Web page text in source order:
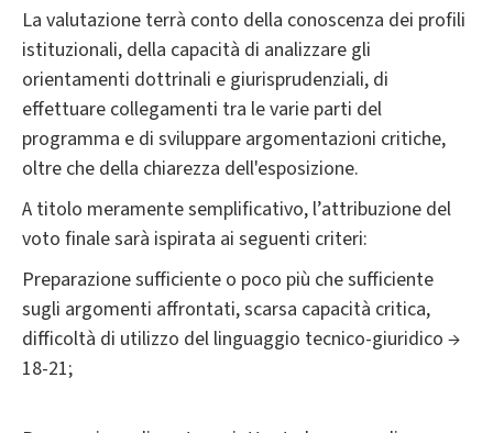
La valutazione terrà conto della conoscenza dei profili
istituzionali, della capacità di analizzare gli
orientamenti dottrinali e giurisprudenziali, di
effettuare collegamenti tra le varie parti del
programma e di sviluppare argomentazioni critiche,
oltre che della chiarezza dell'esposizione.
A titolo meramente semplificativo, l’attribuzione del
voto finale sarà ispirata ai seguenti criteri:
Preparazione sufficiente o poco più che sufficiente
sugli argomenti affrontati, scarsa capacità critica,
difficoltà di utilizzo del linguaggio tecnico-giuridico →
18-21;